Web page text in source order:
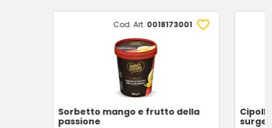
Cod. Art. 0018173001
Sorbetto mango e frutto della
passione